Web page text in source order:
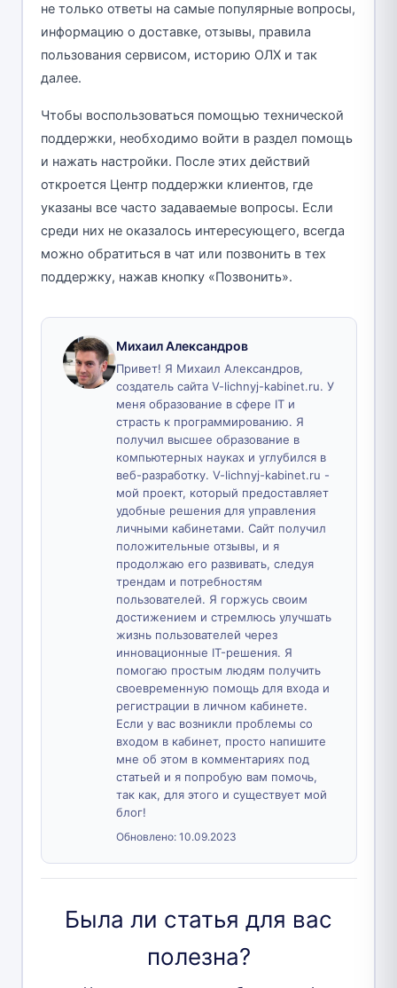
не только ответы на самые популярные вопросы,
информацию о доставке, отзывы, правила
пользования сервисом, историю ОЛХ и так
далее.
Чтобы воспользоваться помощью технической
поддержки, необходимо войти в раздел помощь
и нажать настройки. После этих действий
откроется Центр поддержки клиентов, где
указаны все часто задаваемые вопросы. Если
среди них не оказалось интересующего, всегда
можно обратиться в чат или позвонить в тех
поддержку, нажав кнопку «Позвонить».
Михаил Александров
Привет! Я Михаил Александров,
создатель сайта V-lichnyj-kabinet.ru. У
меня образование в сфере IT и
страсть к программированию. Я
получил высшее образование в
компьютерных науках и углубился в
веб-разработку. V-lichnyj-kabinet.ru -
мой проект, который предоставляет
удобные решения для управления
личными кабинетами. Сайт получил
положительные отзывы, и я
продолжаю его развивать, следуя
трендам и потребностям
пользователей. Я горжусь своим
достижением и стремлюсь улучшать
жизнь пользователей через
инновационные IT-решения. Я
помогаю простым людям получить
своевременную помощь для входа и
регистрации в личном кабинете.
Если у вас возникли проблемы со
входом в кабинет, просто напишите
мне об этом в комментариях под
статьей и я попробую вам помочь,
так как, для этого и существует мой
блог!
Обновлено: 10.09.2023
Была ли статья для вас
полезна?